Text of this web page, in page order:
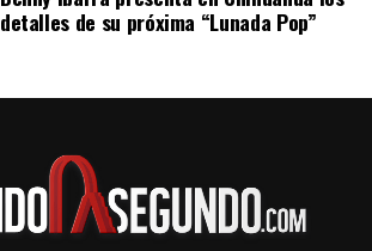
detalles de su próxima “Lunada Pop”